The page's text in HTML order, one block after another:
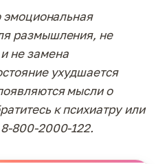
эмоциональная
размышления, не
не замена
ухудшается
мысли о
к психиатру или
800-2000-122.